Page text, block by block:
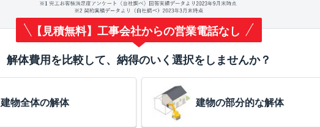
【見積無料】工事会社からの営業電話なし
解体費用を比較して、納得のいく選択をしませんか？
建物全体の解体 建物の部分的な解体